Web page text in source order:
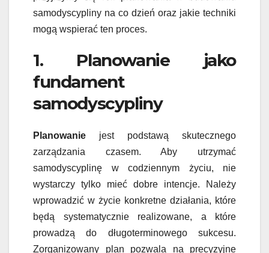
samodyscypliny na co dzień oraz jakie techniki
mogą wspierać ten proces.
1. Planowanie jako
fundament
samodyscypliny
Planowanie jest podstawą skutecznego
zarządzania czasem. Aby utrzymać
samodyscyplinę w codziennym życiu, nie
wystarczy tylko mieć dobre intencje. Należy
wprowadzić w życie konkretne działania, które
będą systematycznie realizowane, a które
prowadzą do długoterminowego sukcesu.
Zorganizowany plan pozwala na precyzyjne